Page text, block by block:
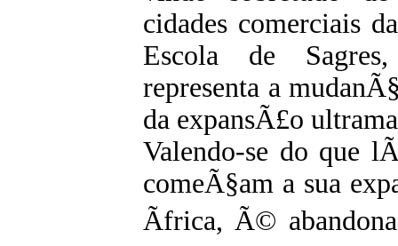
cidades comerciais
Escola de Sagres,
representa a
da expansÃ£o
Valendo-se do que
comeÃ§am a sua
Ãfrica, Ã©